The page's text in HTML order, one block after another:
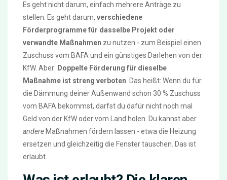
Es geht nicht darum, einfach mehrere Anträge zu
stellen. Es geht darum, verschiedene
Förderprogramme für dasselbe Projekt oder
verwandte Maßnahmen zu nutzen - zum Beispiel einen
Zuschuss vom BAFA und ein günstiges Darlehen von der
KfW. Aber: Doppelte Förderung für dieselbe
Maßnahme ist streng verboten . Das heißt: Wenn du für
die Dämmung deiner Außenwand schon 30 % Zuschuss
vom BAFA bekommst, darfst du dafür nicht noch mal
Geld von der KfW oder vom Land holen. Du kannst aber
andere Maßnahmen fördern lassen - etwa die Heizung
ersetzen und gleichzeitig die Fenster tauschen. Das ist
erlaubt.